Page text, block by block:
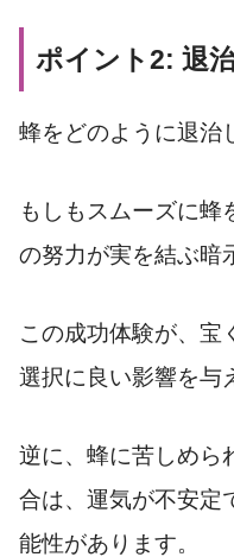
ポイント2: 退
蜂をどのように退治
もしもスムーズに蜂
の努力が実を結ぶ暗
この成功体験が、宝
選択に良い影響を与
逆に、蜂に苦しめら
合は、運気が不安定
能性があります。